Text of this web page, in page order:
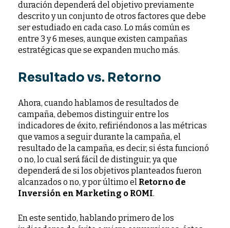
duración dependerá del objetivo previamente
descrito y un conjunto de otros factores que debe
ser estudiado en cada caso. Lo más común es
entre 3 y 6 meses, aunque existen campañas
estratégicas que se expanden mucho más.
Resultado vs. Retorno
Ahora, cuando hablamos de resultados de
campaña, debemos distinguir entre los
indicadores de éxito, refiriéndonos a las métricas
que vamos a seguir durante la campaña, el
resultado de la campaña, es decir, si ésta funcionó
o no, lo cual será fácil de distinguir, ya que
dependerá de si los objetivos planteados fueron
alcanzados o no, y por último el Retorno de
Inversión en Marketing o ROMI.
En este sentido, hablando primero de los